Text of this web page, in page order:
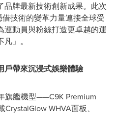
牌最新技術創新成果。此次
技術的變革力量連接全球受
運動員與粉絲打造更卓越的運
」。
戶帶來沉浸式娛樂體驗
旗艦機型——C9K Premium
WHVA面板、